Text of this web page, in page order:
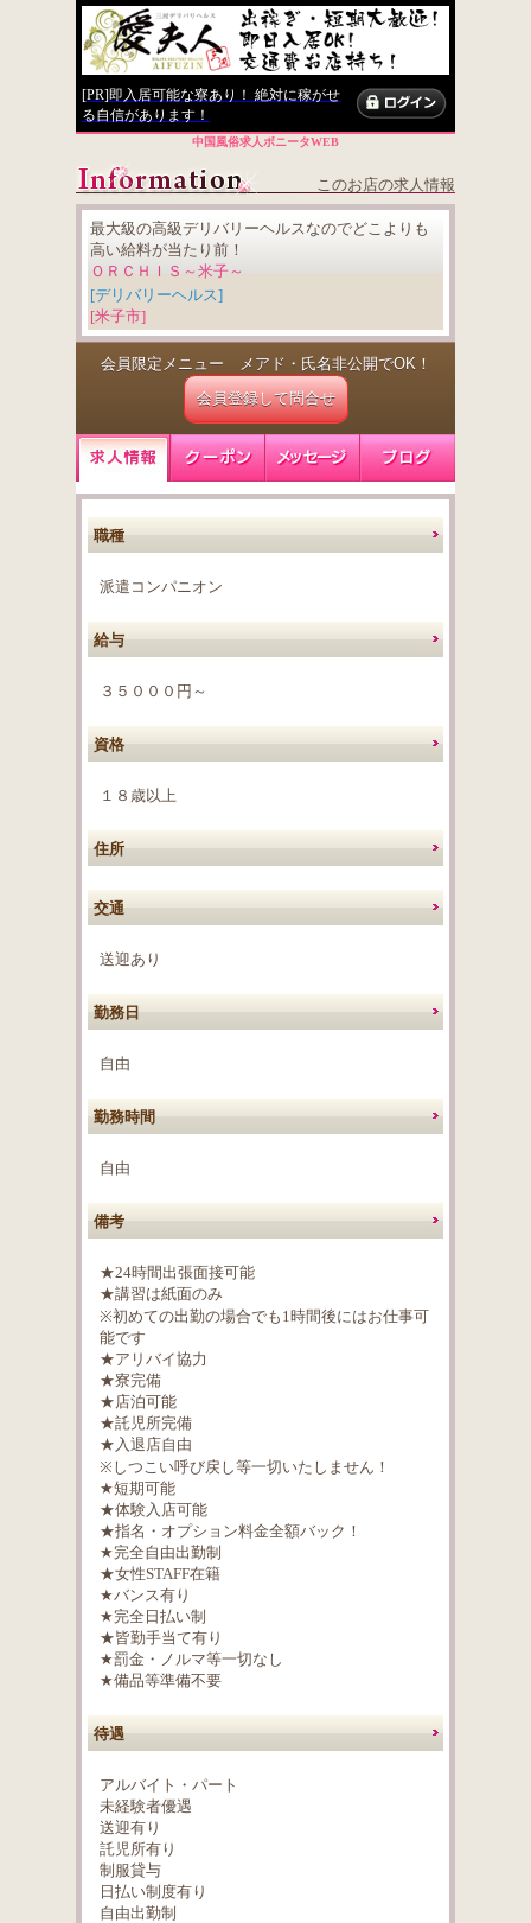
[PR]即入居可能な寮あり！ 絶対に稼がせ
る自信があります！
中国風俗求人ボニータWEB
このお店の求人情報
最大級の高級デリバリーヘルスなのでどこよりも
高い給料が当たり前！
ＯＲＣＨＩＳ～米子～
[デリバリーヘルス]
[米子市]
会員限定メニュー メアド・氏名非公開でOK！
会員登録して問合せ
職種
派遣コンパニオン
給与
３５０００円～
資格
１８歳以上
住所
交通
送迎あり
勤務日
自由
勤務時間
自由
備考
★24時間出張面接可能
★講習は紙面のみ
※初めての出勤の場合でも1時間後にはお仕事可
能です
★アリバイ協力
★寮完備
★店泊可能
★託児所完備
★入退店自由
※しつこい呼び戻し等一切いたしません！
★短期可能
★体験入店可能
★指名・オプション料金全額バック！
★完全自由出勤制
★女性STAFF在籍
★バンス有り
★完全日払い制
★皆勤手当て有り
★罰金・ノルマ等一切なし
★備品等準備不要
待遇
アルバイト・パート
未経験者優遇
送迎有り
託児所有り
制服貸与
日払い制度有り
自由出勤制